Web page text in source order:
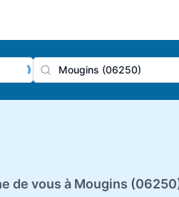
de vous à Mougins